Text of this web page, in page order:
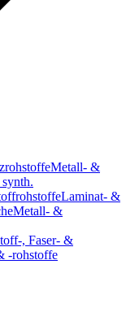
Metall- &
Laminat- &
Metall- &
, Faser- &
-rohstoffe